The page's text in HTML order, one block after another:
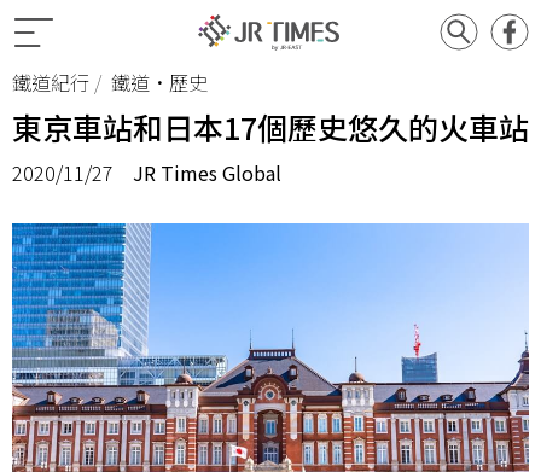
鐵道紀行 鐵道•歷史
東京車站和日本17個歷史悠久的火車站
2020/11/27 JR Times Global